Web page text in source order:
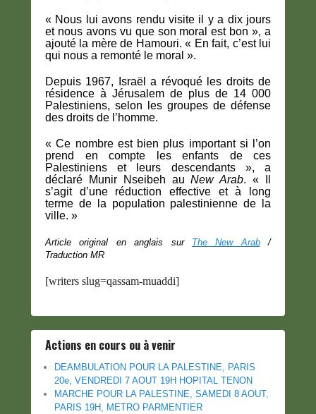
« Nous lui avons rendu visite il y a dix jours
et nous avons vu que son moral est bon », a
ajouté la mère de Hamouri. « En fait, c’est lui
qui nous a remonté le moral ».
Depuis 1967, Israël a révoqué les droits de
résidence à Jérusalem de plus de 14 000
Palestiniens, selon les groupes de défense
des droits de l’homme.
« Ce nombre est bien plus important si l’on
prend en compte les enfants de ces
Palestiniens et leurs descendants », a
déclaré Munir Nseibeh auNew Arab. « Il
s’agit d’une réduction effective et à long
terme de la population palestinienne de la
ville. »
Article original en anglais sur The New Arab/
Traduction MR
[writers slug=qassam-muaddi]
Actions en cours ou à venir
DEAMBULATION POUR LA PALESTINE, PARIS
20e, VENDREDI 7 AOUT 19H HOPITAL TENON
MARCHE POUR LA PALESTINE, SAMEDI 8 AOUT,
PARIS 19H, METRO PARMENTIER